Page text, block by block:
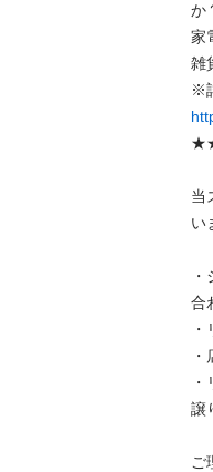
か
家
雑
当
い
合
譲
ご